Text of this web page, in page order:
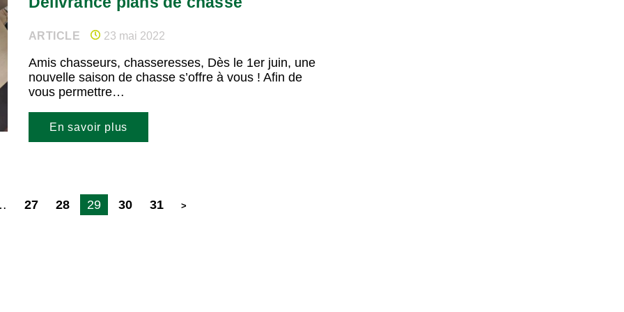
ARTICLE 23 mai 2022
Amis chasseurs, chasseresses, Dès le 1er juin, une
nouvelle saison de chasse s’offre à vous ! Afin de
vous permettre…
En savoir plus
27 28 29 30 31 >